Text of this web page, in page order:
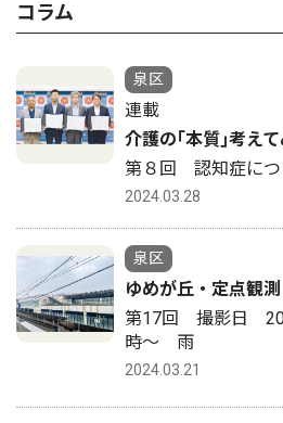
コラム
泉区
連載
介護の｢本質｣考え
第８回 認知症につ
2024.03.28
泉区
ゆめが丘・定点観測
第17回 撮影日
時〜 雨
2024.03.21